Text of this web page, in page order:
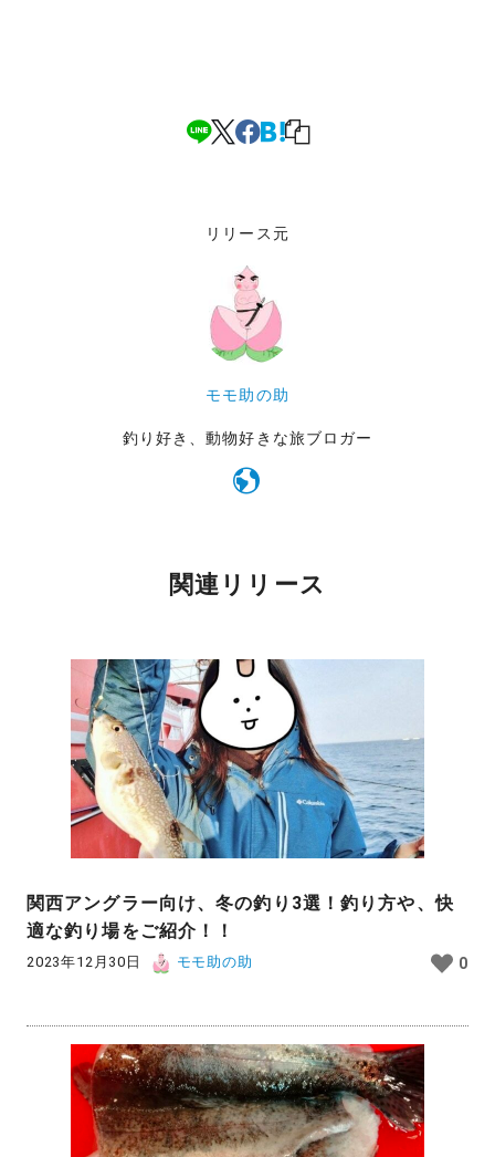
リリース元
モモ助の助
釣り好き、動物好きな旅ブロガー
関連リリース
関西アングラー向け、冬の釣り3選！釣り方や、快
適な釣り場をご紹介！！
2023年12月30日 モモ助の助 0